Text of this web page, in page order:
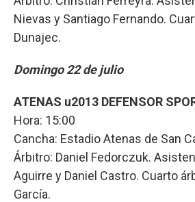
Nievas y Santiago Fernando.
Dunajec.
Domingo 22 de julio
ATENAS u2013 DEFENSOR
Hora: 15:00
Cancha: Estadio Atenas de San
Árbitro: Daniel Fedorczuk.
Aguirre y Daniel Castro. Cuarto
García.